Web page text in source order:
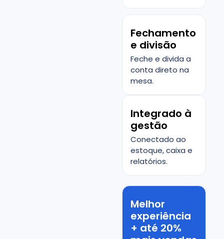
Fechamento
e divisão
Feche e divida a
conta direto na
mesa.
Integrado à
gestão
Conectado ao
estoque, caixa e
relatórios.
Melhor
experiência
+ até 20%